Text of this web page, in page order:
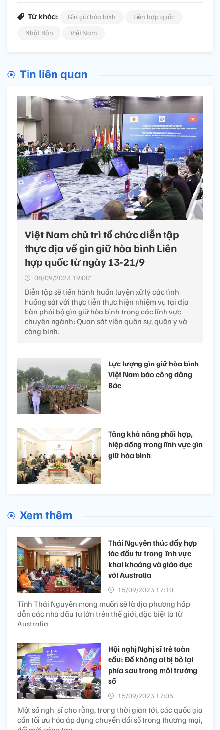
Từ khóa: Gìn giữ hòa bình
Liên hợp quốc
Nhật Bản
Việt Nam
Tin liên quan
Việt Nam chủ trì tổ chức diễn tập
thực địa về gìn giữ hòa bình Liên
hợp quốc từ ngày 13-21/9
08/09/2023 19:00’
Diễn tập sẽ tiến hành huấn luyện xử lý các tình
huống sát với thực tiễn thực hiện nhiệm vụ tại địa
bàn phái bộ gìn giữ hòa bình trong các lĩnh vực
chuyên ngành: Quan sát viên quân sự, quân y và
công binh.
Lực lượng gìn giữ hòa bình
Việt Nam báo công dâng
Bác
Tăng khả năng phối hợp,
hiệp đồng trong lĩnh vực gìn
giữ hòa bình
Xem thêm
Thái Nguyên thúc đẩy hợp
tác đầu tư trong lĩnh vực
khai khoáng và giáo dục
với Australia
15/09/2023 17:10’
Tỉnh Thái Nguyên mong muốn sẽ là địa phương hấp
dẫn các nhà đầu tư lớn trên thế giới, đặc biệt là từ
Australia
Hội nghị Nghị sĩ trẻ toàn
cầu: Để không ai bị bỏ lại
phía sau trong môi trường
số
15/09/2023 17:05’
Một số nghị sĩ cho rằng, trong thời gian tới, các quốc gia
cần tối ưu hóa áp dụng chuyển đổi số trong thương mại,